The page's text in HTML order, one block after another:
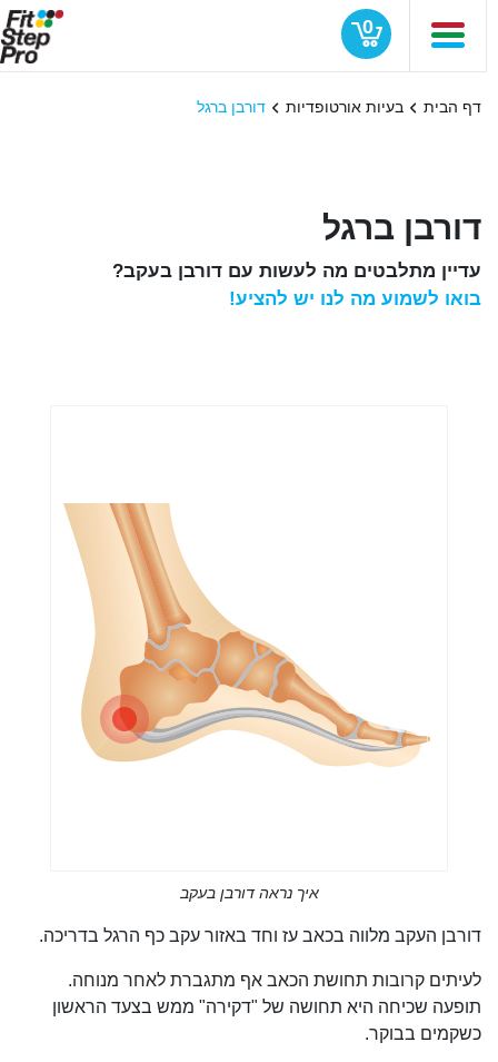
0
דף הבית בעיות אורטופדיות דורבן ברגל
דורבן ברגל
עדיין מתלבטים מה לעשות עם דורבן בעקב?
בואו לשמוע מה לנו יש להציע!
דורבן העקב מלווה בכאב עז וחד באזור עקב כף הרגל בדריכה.
לעיתים קרובות תחושת הכאב אף מתגברת לאחר מנוחה.
תופעה שכיחה היא תחושה של "דקירה" ממש בצעד הראשון
כשקמים בבוקר.
איך נראה דורבן בעקב